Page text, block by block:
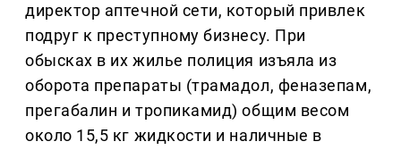
директор аптечной сети, который привлек
подруг к преступному бизнесу. При
обысках в их жилье полиция изъяла из
оборота препараты (трамадол, феназепам,
прегабалин и тропикамид) общим весом
около 15,5 кг жидкости и наличные в